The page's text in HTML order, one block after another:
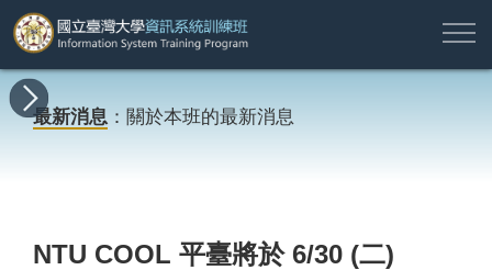
所
有
課
新
消
程
地
資
簡
業
名
名
資
於
本
願
專
註
入
最新消息 ：關於本班的最新消息
NTU COOL 平臺將於 6/30 (二)